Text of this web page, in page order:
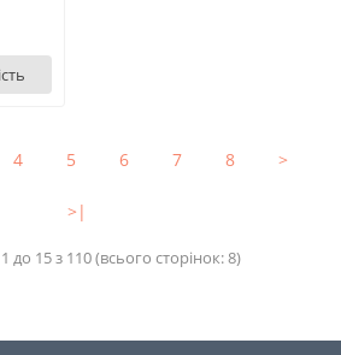
4 5 6 7 8 >
>|
до 15 з 110 (всього сторінок: 8)